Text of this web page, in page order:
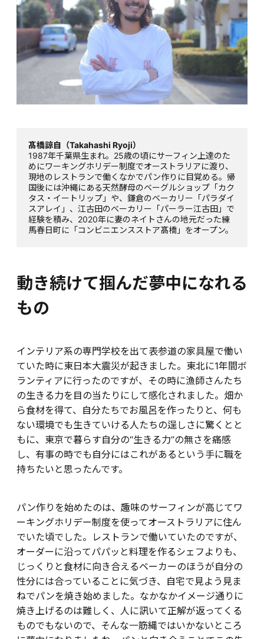
髙橋諒自（Takahashi Ryoji）
1987年千葉県生まれ。25歳の頃にサーフィン上達のた
めにワーキングホリデー制度でオーストラリアに渡り、
現地のレストランで働くなかでパン作りに目覚める。帰
国後には沖縄にある天然酵母のベーグルショップ「カク
タス・イートリップ」や、鎌倉のベーカリー「パラダイ
スアレイ」、江古田のベーカリー「パーラー江古田」で
経験を積み、2020年に妻のネイトさんの地元だった練
馬春日町に「コンビニエンスストア髙橋」をオープン。
動き続けて掴んだ夢中になれる
もの
インテリア系の専門学校を出て表参道の家具屋で働い
ていた時に東日本大震災が起きました。東北に1年間ボ
ランティアに行ったのですが、その時に漁師さんたち
の生きる力を目の当たりにして感化されました。畑か
ら食材を得て、自分たちでお風呂を作ったりと、何も
ない環境でも生きていける人たちの逞しさに驚くとと
もに、東京で暮らす自分の“生きる力”の無さを痛感
し、有事の時でも自分にはこれがあるという手に職を
持ちたいと思ったんです。
パン作りを始めたのは、趣味のサーフィンが高じてワ
ーキングホリデー制度を使ってオーストラリアに住ん
でいた頃でした。レストランで働いていたのですが、
オーダーに沿ってパパッと料理を作るシェフよりも、
じっくりと食材に向き合えるベーカーのほうが自分の
性分には合っていることに気づき、自宅で見よう見ま
ねでパンを焼き始めました。なかなかイメージ通りに
焼き上げるのは難しく、人に訊いて正解が返ってくる
ものでもないので、そんな一筋縄ではいかないところ